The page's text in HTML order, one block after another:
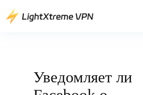
Перейти
Уведомляет ли